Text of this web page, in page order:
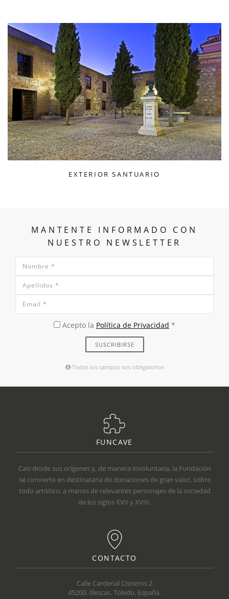
EXTERIOR SANTUARIO
MANTENTE INFORMADO CON
NUESTRO NEWSLETTER
Acepto la Política de Privacidad *
Todos los campos son obligatorios
FUNCAVE
Casi desde sus orígenes y, de manera involuntaria, la Fundación
se convierte en destinataria de donaciones de gran valor, sobre
todo artístico, a manos de relevantes personajes de la sociedad
de los siglos XVII y XVIII.
CONTACTO
Calle Cardenal Cisneros 2
45200. Illescas. Toledo. España.